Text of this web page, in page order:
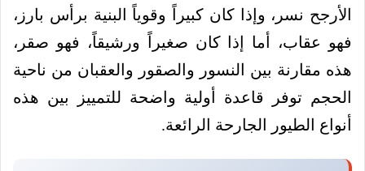
الأرجح نسر، وإذا كان كبيراً وقوياً البنية برأس بارز،
فهو عقاب، أما إذا كان صغيراً ورشيقاً، فهو صقر،
هذه مقارنة بين النسور والصقور والعقبان من ناحية
الحجم توفر قاعدة أولية واضحة للتمييز بين هذه
أنواع الطيور الجارحة الرائعة.